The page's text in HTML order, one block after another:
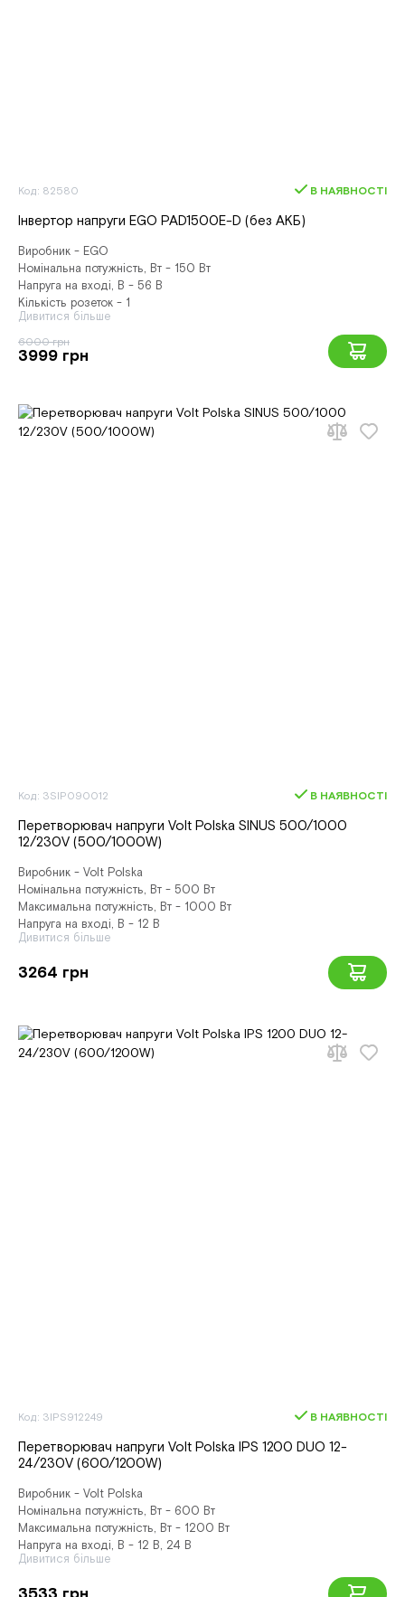
Код: 82580 В НАЯВНОСТІ
Інвертор напруги EGO PAD1500E-D (без АКБ)
Виробник - EGO
Номінальна потужність, Вт - 150 Вт
Напруга на вході, В - 56 В
Кількість розеток - 1
Дивитися більше
6000 грн
3999 грн
Код: 3SIP090012 В НАЯВНОСТІ
Перетворювач напруги Volt Polska SINUS 500/1000
12/230V (500/1000W)
Виробник - Volt Polska
Номінальна потужність, Вт - 500 Вт
Максимальна потужність, Вт - 1000 Вт
Напруга на вході, В - 12 В
Дивитися більше
3264 грн
Код: 3IPS912249 В НАЯВНОСТІ
Перетворювач напруги Volt Polska IPS 1200 DUO 12-
24/230V (600/1200W)
Виробник - Volt Polska
Номінальна потужність, Вт - 600 Вт
Максимальна потужність, Вт - 1200 Вт
Напруга на вході, В - 12 В, 24 В
Дивитися більше